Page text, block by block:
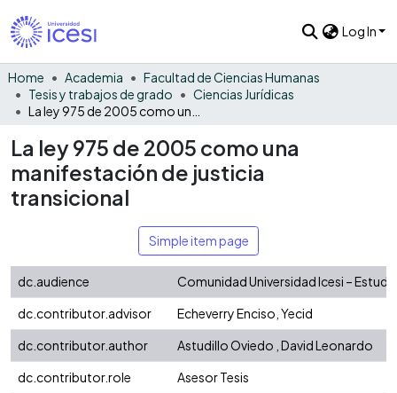
Log In
Home Academia
Facultad de Ciencias Humanas
Tesis y trabajos de grado
Ciencias Jurídicas
La ley 975 de 2005 como una
manifestación de justicia
transicional
Simple item page
dc.audience
Comunidad Universidad Icesi –
dc.contributor.advisor
Echeverry Enciso, Yecid
dc.contributor.author
Astudillo Oviedo , David Leonardo
dc.contributor.role
Asesor Tesis